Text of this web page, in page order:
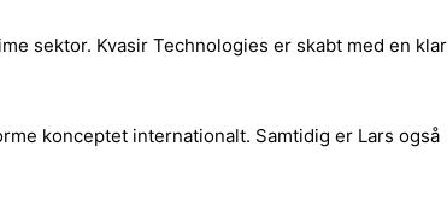
sektor. Kvasir Technologies er skabt med en klar
konceptet internationalt. Samtidig er Lars også